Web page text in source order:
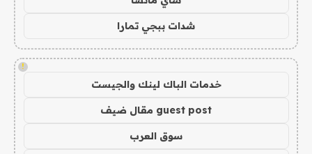
شدات ببجي تمارا
!
خدمات الباك لينك والجيست
guest post مقال ضيف
سوق العرب